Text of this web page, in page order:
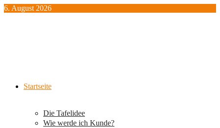
Zum
6. August 2026
Startseite
Die Tafelidee
Wie werde ich Kunde?